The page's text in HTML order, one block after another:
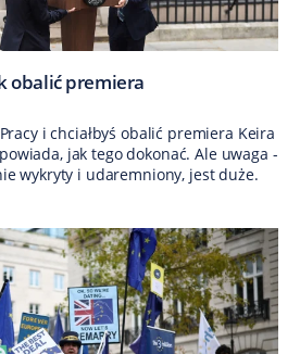
obalić premiera
i chciałbyś obalić premiera Keira
jak tego dokonać. Ale uwaga -
wykryty i udaremniony, jest duże.